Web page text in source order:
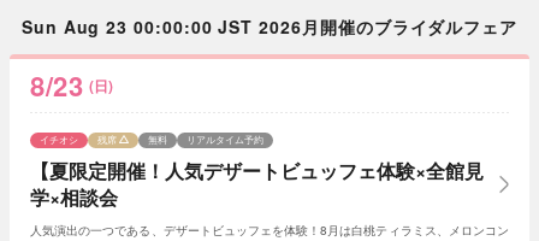
Sun Aug 23 00:00:00 JST 2026月開催のブライダルフェア
8/23 (日)
【夏限定開催！人気デザートビュッフェ体験×全館見
学×相談会
イチオシ 残席 無料 リアルタイム予約
人気演出の一つである、デザートビュッフェを体験！8月は白桃ティラミス、メロンコン